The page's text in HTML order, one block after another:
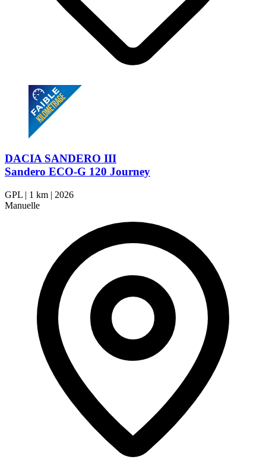
DACIA SANDERO III
Sandero ECO-G 120 Journey
GPL | 1 km | 2026
Manuelle